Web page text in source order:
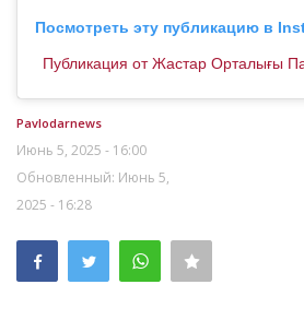
Посмотреть эту публикацию в
Публикация от Жастар Орталығы
Pavlodarnews
Июнь 5, 2025 - 16:00
Обновленный: Июнь 5,
2025 - 16:28